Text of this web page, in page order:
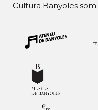
Cultura Banyoles som: